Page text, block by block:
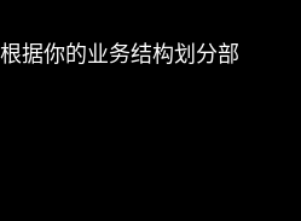
据你的业务结构划分部